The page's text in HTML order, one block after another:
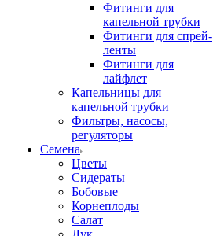
Фитинги для
капельной трубки
Фитинги для спрей-
ленты
Фитинги для
лайфлет
Капельницы для
капельной трубки
Фильтры, насосы,
регуляторы
Семена
Цветы
Сидераты
Бобовые
Корнеплоды
Салат